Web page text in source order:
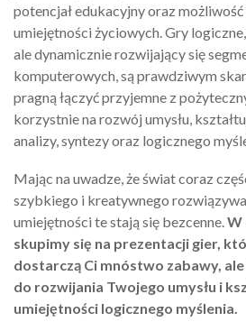
potencjał edukacyjny oraz
umiejętności życiowych. Gry
ale dynamicznie rozwijający się
komputerowych, są prawdziwym
pragną łączyć przyjemne z
korzystnie na rozwój umysłu,
analizy, syntezy oraz logicznego
Mając na uwadze, że świat coraz
szybkiego i kreatywnego
umiejętności te stają się bezcenne. W
skupimy się na prezentacji gier,
dostarczą Ci mnóstwo zabawy,
do rozwijania Twojego umysłu i
umiejętności logicznego myślenia.